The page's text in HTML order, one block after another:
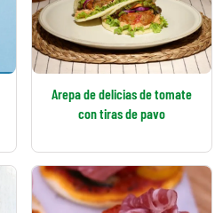
Arepa de delicias de tomate
con tiras de pavo